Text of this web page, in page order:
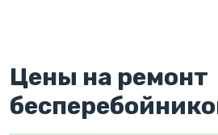
Цены на ремонт